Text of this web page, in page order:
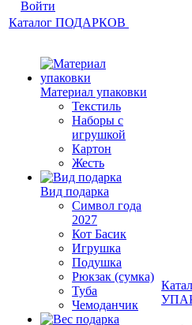
Войти
Каталог ПОДАРКОВ
Материал упаковки
Текстиль
Наборы с
игрушкой
Картон
Жесть
Вид подарка
Символ года
2027
Кот Басик
Игрушка
Подушка
Рюкзак (сумка)
Туба
Чемоданчик